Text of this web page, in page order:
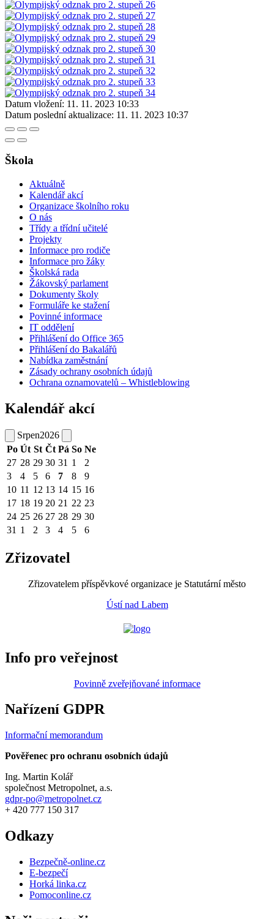
Datum vložení: 11. 11. 2023 10:33
Datum poslední aktualizace: 11. 11. 2023 10:37
Škola
Aktuálně
Kalendář akcí
Organizace školního roku
O nás
Třídy a třídní učitelé
Projekty
Informace pro rodiče
Informace pro žáky
Školská rada
Žákovský parlament
Dokumenty školy
Formuláře ke stažení
Povinné informace
IT oddělení
Přihlášení do Office 365
Přihlášení do Bakalářů
Nabídka zaměstnání
Zásady ochrany osobních údajů
Ochrana oznamovatelů – Whistleblowing
Kalendář akcí
Srpen2026
Po Út St Čt Pá So Ne
27 28 29 30 31 1
2
3
4 5 6 7 8
9
10 11 12 13 14 15 16
17 18 19 20 21 22 23
24 25 26 27 28 29 30
31 1 2 3 4 5 6
Zřizovatel
Zřizovatelem příspěvkové organizace je Statutární město
Ústí nad Labem
Info pro veřejnost
Povinně zveřejňované informace
Nařízení GDPR
Informační memorandum
Pověřenec pro ochranu osobních údajů
Ing. Martin Kolář
společnost Metropolnet, a.s.
gdpr-po@metropolnet.cz
+ 420 777 150 317
Odkazy
Bezpečně-online.cz
E-bezpečí
Horká linka.cz
Pomoconline.cz